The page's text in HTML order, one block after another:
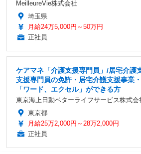
MeilleureVie株式会社
埼玉県
月給24万5,000円～50万円
正社員
ケアマネ「介護支援専門員」/居宅介護
支援専門員の免許・居宅介護支援事業
「ワード、エクセル」ができる方
東京海上日動ベターライフサービス株式会
東京都
月給25万2,000円～28万2,000円
正社員